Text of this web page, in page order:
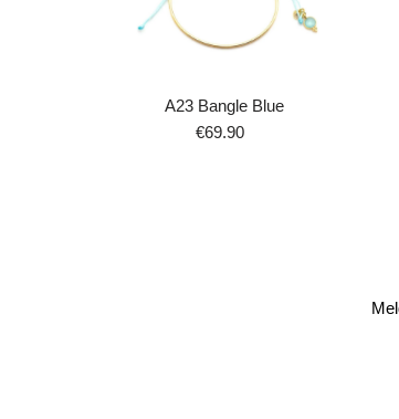
A23 Bangle Blue
Regulärer
€69.90